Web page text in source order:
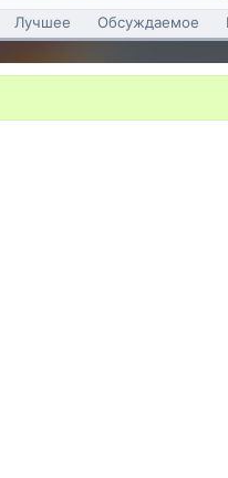
Лучшее Обсуждаемое